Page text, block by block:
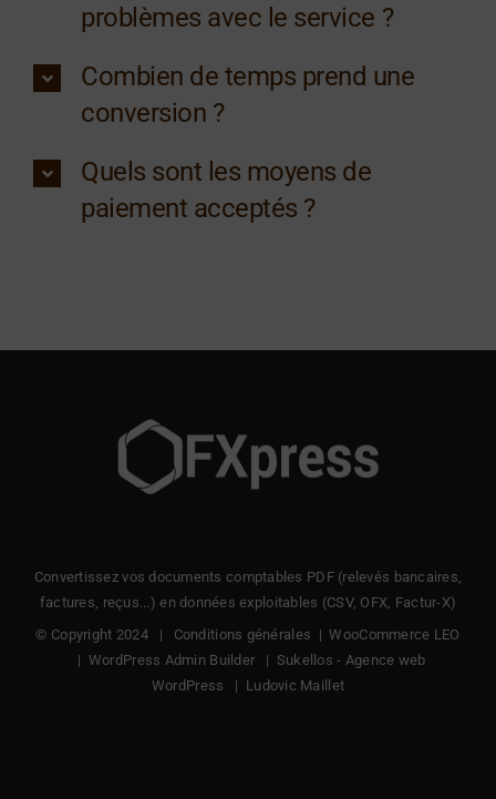
problèmes avec le service ?
Combien de temps prend une
conversion ?
Quels sont les moyens de
paiement acceptés ?
Convertissez vos documents comptables PDF (relevés bancaires,
factures, reçus...) en données exploitables (CSV, OFX, Factur-X)
© Copyright 2024 | Conditions générales |WooCommerce LEO
| WordPress Admin Builder | Sukellos - Agence web
WordPress | Ludovic Maillet